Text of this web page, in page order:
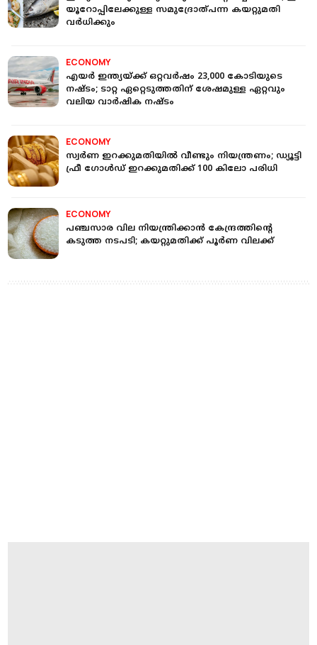
യൂറോപ്പിലേക്കുള്ള സമുദ്രോത്പന്ന കയറ്റുമതി
വര്‍ധിക്കും
ECONOMY
എയര്‍ ഇന്ത്യയ്ക്ക് ഒറ്റവര്‍ഷം 23,000 കോടിയുടെ
നഷ്ടം; ടാറ്റ ഏറ്റെടുത്തതിന് ശേഷമുള്ള ഏറ്റവും
വലിയ വാര്‍ഷിക നഷ്ടം
ECONOMY
സ്വര്‍ണ ഇറക്കുമതിയില്‍ വീണ്ടും നിയന്ത്രണം; ഡ്യൂട്ടി
ഫ്രീ ഗോള്‍ഡ് ഇറക്കുമതിക്ക് 100 കിലോ പരിധി
ECONOMY
പഞ്ചസാര വില നിയന്ത്രിക്കാന്‍ കേന്ദ്രത്തിന്റെ
കടുത്ത നടപടി; കയറ്റുമതിക്ക് പൂര്‍ണ വിലക്ക്